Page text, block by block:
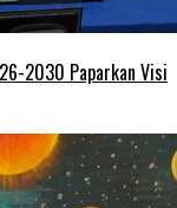
2030 Paparkan Visi